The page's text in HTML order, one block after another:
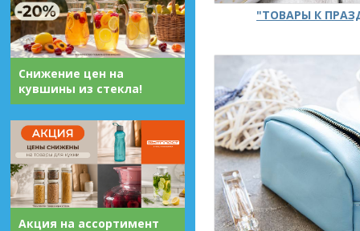
Снижение цен на
кувшины из стекла!
Акция на ассортимент
"ТОВАРЫ К